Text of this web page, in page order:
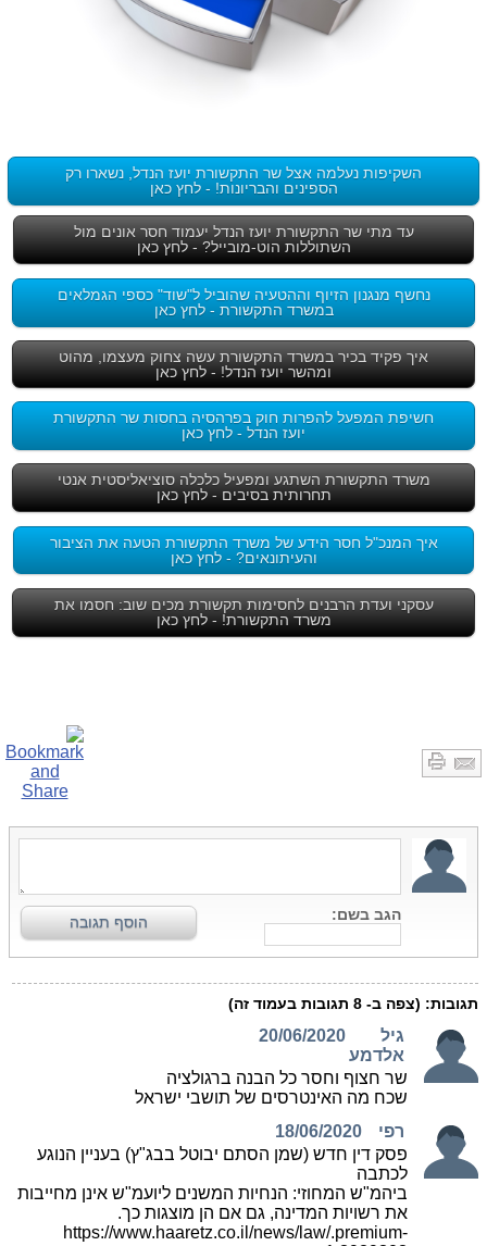
השקיפות נעלמה אצל שר התקשורת יועז הנדל, נשארו רק
הספינים והבריונות! - לחץ כאן
עד מתי שר התקשורת יועז הנדל יעמוד חסר אונים מול
השתוללות הוט-מובייל? - לחץ כאן
נחשף מנגנון הזיוף וההטעיה שהוביל ל"שוד" כספי הגמלאים
במשרד התקשורת - לחץ כאן
איך פקיד בכיר במשרד התקשורת עשה צחוק מעצמו, מהוט
ומהשר יועז הנדל! - לחץ כאן
חשיפת המפעל להפרות חוק בפרהסיה בחסות שר התקשורת
יועז הנדל - לחץ כאן
משרד התקשורת השתגע ומפעיל כלכלה סוציאליסטית אנטי
תחרותית בסיבים - לחץ כאן
איך המנכ"ל חסר הידע של משרד התקשורת הטעה את הציבור
והעיתונאים? - לחץ כאן
עסקני ועדת הרבנים לחסימות תקשורת מכים שוב: חסמו את
משרד התקשורת! - לחץ כאן